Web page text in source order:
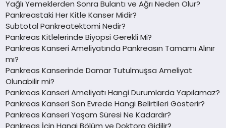
Yağlı Yemeklerden Sonra Bulantı ve Ağrı Neden Olur?
Pankreastaki Her Kitle Kanser Midir?
Subtotal Pankreatektomi Nedir?
Pankreas Kitlelerinde Biyopsi Gerekli Mi?
Pankreas Kanseri Ameliyatında Pankreasın Tamamı Alınır
mı?
Pankreas Kanserinde Damar Tutulmuşsa Ameliyat
Olunabilir mi?
Pankreas Kanseri Ameliyatı Hangi Durumlarda Yapılamaz?
Pankreas Kanseri Son Evrede Hangi Belirtileri Gösterir?
Pankreas Kanseri Yaşam Süresi Ne Kadardır?
Pankreas İçin Hangi Bölüm ve Doktora Gidilir?